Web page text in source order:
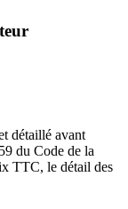
détaillé avant
du Code de la
TTC, le détail des